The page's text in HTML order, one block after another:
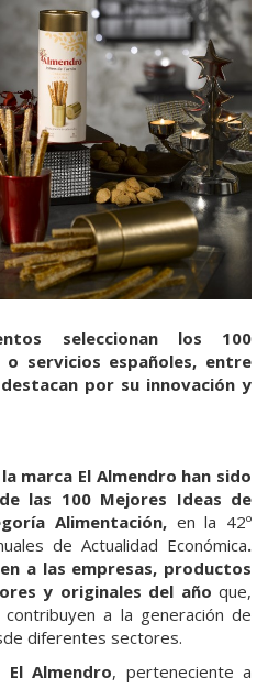
seleccionan los 100
servicios españoles, entre
por su innovación y
marca El Almendro han sido
las 100 Mejores Ideas de
Alimentación, en la 42º
de Actualidad Económica.
a las empresas, productos
y originales del año que,
a la generación de
diferentes sectores.
El Almendro, perteneciente a